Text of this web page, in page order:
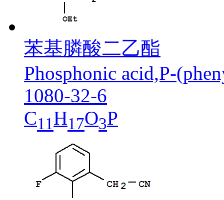
苯基膦酸二乙酯
Phosphonic acid,P-
1080-32-6
C11H17O3P